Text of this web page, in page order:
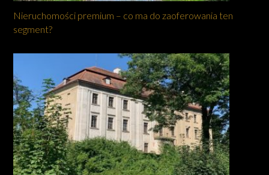
Nieruchomości premium – co ma do zaoferowania ten
segment?